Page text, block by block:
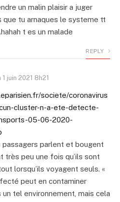
un malin plaisir a juger
que tu arnaques le systeme tt
t es un malade
REPLY
1 juin 2021 8h21
societe/coronavirus
cluster-n-a-ete-detecte-
05-06-2020-
passagers parlent et bougent
très peu une fois qu’ils sont
lorsqu’ils voyagent seuls. «
peut en contaminer
un tel environnement, mais cela